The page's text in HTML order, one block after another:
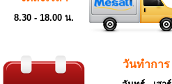
8.30 - 18.00 น.
วันทำการ